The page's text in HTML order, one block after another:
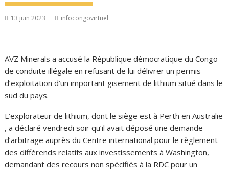
13 juin 2023 infocongovirtuel
AVZ Minerals a accusé la République démocratique du Congo
de conduite illégale en refusant de lui délivrer un permis
d’exploitation d’un important gisement de lithium situé dans le
sud du pays.
L’explorateur de lithium, dont le siège est à Perth en Australie
, a déclaré vendredi soir qu’il avait déposé une demande
d’arbitrage auprès du Centre international pour le règlement
des différends relatifs aux investissements à Washington,
demandant des recours non spécifiés à la RDC pour un